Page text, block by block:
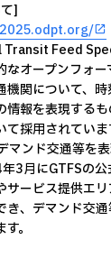
]
Feed
オープンフォー
機関について、
情報を表現する
採用されていま
ンド交通等を
3月にGTFSの
サービス提供エ
き、デマンド交
。